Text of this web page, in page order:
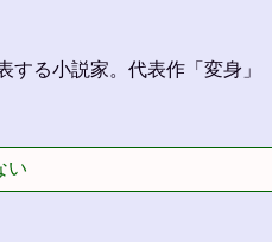
る小説家。代表作「変身」
い